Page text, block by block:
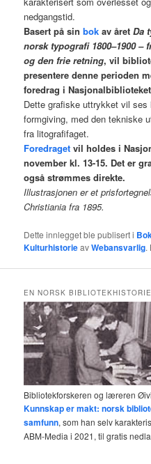
nedgangstid.
Basert på sinbok av åretDa
norsk typografi 1800–1900
og den frie retning, vil
presentere denne perioden
foredrag i
Dette grafiske uttrykket vil
formgiving, med den tekniske
fra litografifaget.
Foredraget vil holdes i
november kl. 13-15. Det er
også strømmes direkte.
Illustrasjonen er et
Christiania fra 1895.
Dette innlegget ble publisert i
KulturhistorieavWebansvarlig.
EN NORSK BIBLIOTEKHISTORIE
Bibliotekforskeren og læreren
Kunnskap er makt: norsk
samfunn, som han selv
ABM-Media i 2021, til gratis